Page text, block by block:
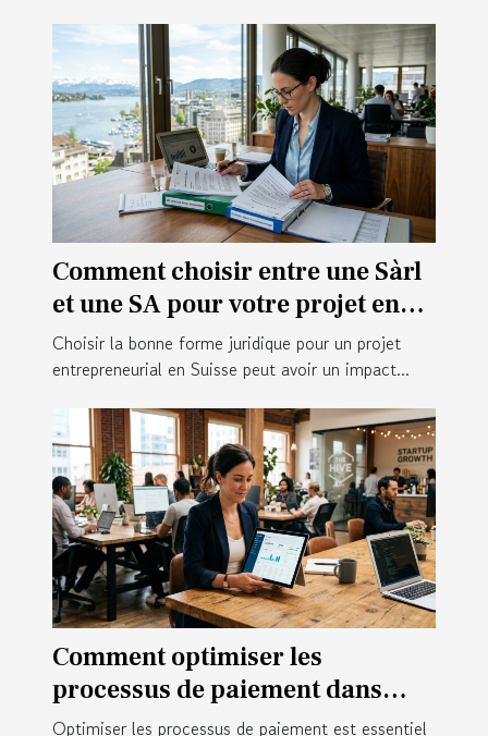
Comment choisir entre une Sàrl
et une SA pour votre projet en
Suisse ?
Choisir la bonne forme juridique pour un projet
entrepreneurial en Suisse peut avoir un impact...
Comment optimiser les
processus de paiement dans
votre startup ?
Optimiser les processus de paiement est essentiel